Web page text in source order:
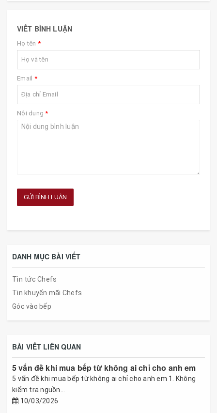
VIẾT BÌNH LUẬN
Họ tên *
Email *
Nội dung*
GỬI BÌNH LUẬN
DANH MỤC BÀI VIẾT
Tin tức Chefs
Tin khuyến mãi Chefs
Góc vào bếp
BÀI VIẾT LIÊN QUAN
5 vấn đề khi mua bếp từ không ai chỉ cho anh em
5 vấn đề khi mua bếp từ không ai chỉ cho anh em 1. Không
kiểm tra nguồn...
10/03/2026